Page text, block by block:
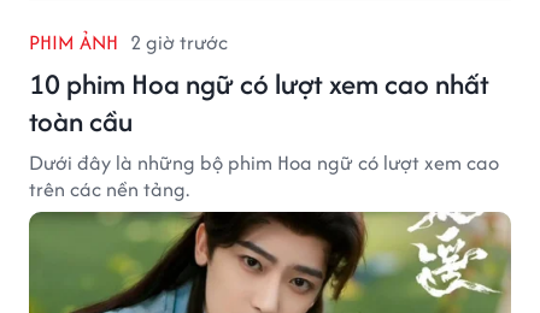
PHIM ẢNH 2 giờ trước
10 phim Hoa ngữ có lượt xem cao nhất
toàn cầu
Dưới đây là những bộ phim Hoa ngữ có lượt xem cao
trên các nền tảng.